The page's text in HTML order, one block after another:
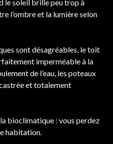
le soleil brille peu trop à
l’ombre et la lumière selon
sont désagréables, le toit
imperméable à la
de l’eau, les poteaux
et totalement
bioclimatique : vous perdez
habitation.